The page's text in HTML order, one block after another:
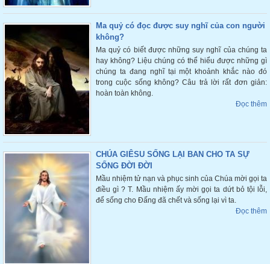
Ma quỷ có đọc được suy nghĩ của con người
không?
Ma quỷ có biết được những suy nghĩ của chúng ta
hay không? Liệu chúng có thể hiểu được những gì
chúng ta đang nghĩ tại một khoảnh khắc nào đó
trong cuộc sống không? Câu trả lời rất đơn giản:
hoàn toàn không.
Đọc thêm
CHÚA GIÊSU SỐNG LẠI BAN CHO TA SỰ
SỐNG ĐỜI ĐỜI
Mầu nhiệm tử nạn và phục sinh của Chúa mời gọi ta
điều gì ? T. Mầu nhiệm ấy mời gọi ta dứt bỏ tội lỗi,
để sống cho Đấng đã chết và sống lại vì ta.
Đọc thêm